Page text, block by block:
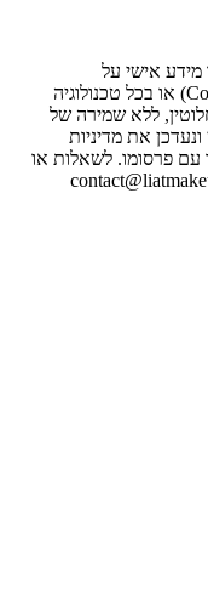
אישי על
המשתמשים. איננו משתמשים בעוגיות (Cookies) או בכל טכנולוגיה
ללא שמירה של
את מדיניות
עם פרסומו. לשאלות או